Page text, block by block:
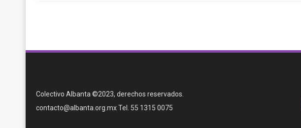
Colectivo Albanta ©2023, derechos reservados.
contacto@albanta.org.mx Tel. 55 1315 0075